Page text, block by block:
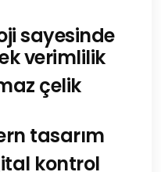
sayesinde
verimlilik
çelik
tasarım
kontrol